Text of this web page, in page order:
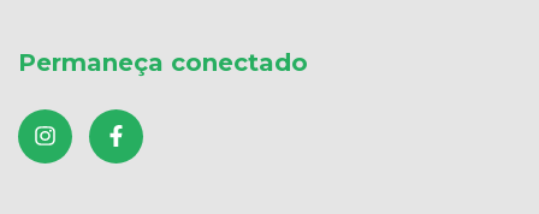
Permaneça conectado